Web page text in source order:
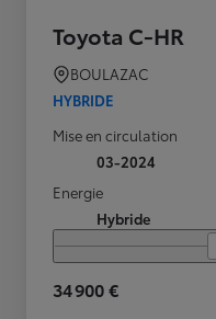
Toyota C-HR
BOULAZAC
HYBRIDE
Mise en circulation
03-2024
Energie
Hybride
34 900 €